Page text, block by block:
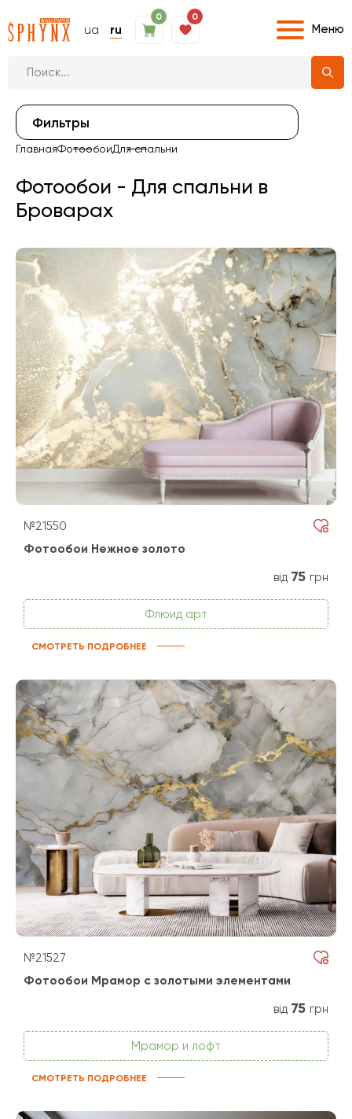
ua ru
0 0
Меню
Фильтры
ГлавнаяФотообоиДля спальни
Фотообои - Для спальни в
Броварах
№21550
Фотообои Нежное золото
від 75 грн
Флюид арт
СМОТРЕТЬ ПОДРОБНЕЕ
№21527
Фотообои Мрамор с золотыми элементами
від 75 грн
Мрамор и лофт
СМОТРЕТЬ ПОДРОБНЕЕ